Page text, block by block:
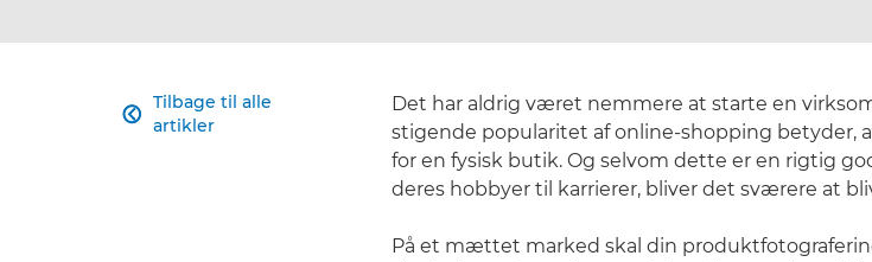
Tilbage til alle
artikler

Det har aldrig været nemmere at starte en
stigende popularitet af online-shopping betyder,
for en fysisk butik. Og selvom dette er en rigtig
deres hobbyer til karrierer, bliver det sværere at
På et mættet marked skal din